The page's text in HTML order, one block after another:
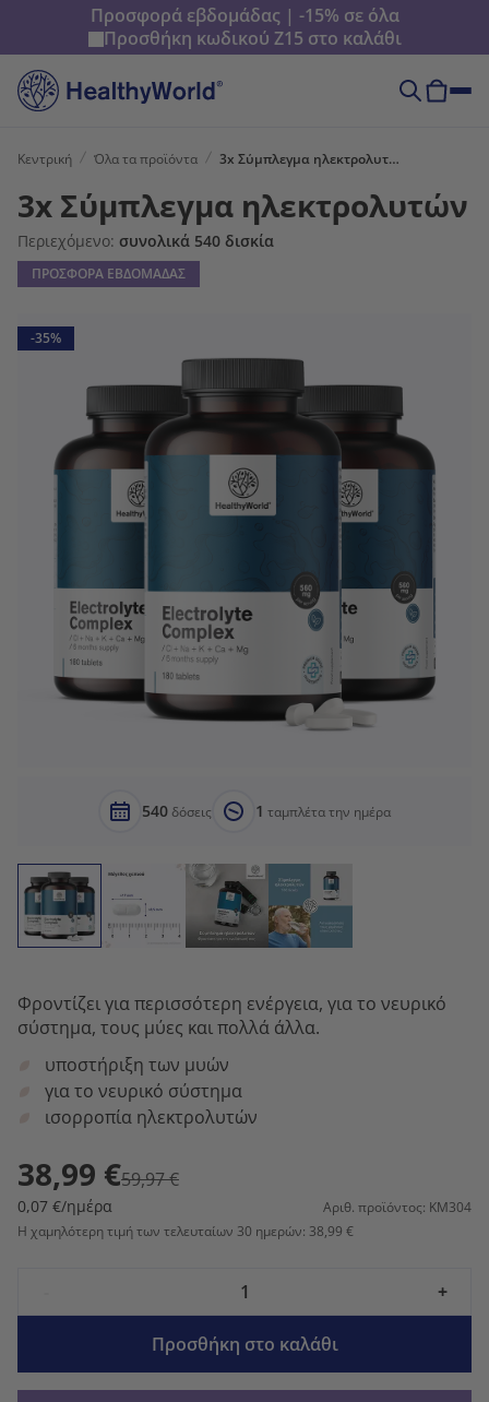
Προσφορά εβδομάδας | -15% σε όλα
Προσθήκη κωδικού Z15 στο καλάθι
Κεντρική Όλα τα προϊόντα 3x Σύμπλεγμα ηλεκτρολυτών
3x Σύμπλεγμα ηλεκτρολυτών
Περιεχόμενο: συνολικά 540 δισκία
ΠΡΟΣΦΟΡΑ ΕΒΔΟΜΑΔΑΣ
-35%
540 δόσεις 1 ταμπλέτα την ημέρα
Φροντίζει για περισσότερη ενέργεια, για το νευρικό
σύστημα, τους μύες και πολλά άλλα.
υποστήριξη των μυών
για το νευρικό σύστημα
ισορροπία ηλεκτρολυτών
38,99 €59,97 €
0,07 €/ημέρα
Αριθ. προϊόντος: KM304
Η χαμηλότερη τιμή των τελευταίων 30 ημερών: 38,99 €
+
Προσθήκη στο καλάθι